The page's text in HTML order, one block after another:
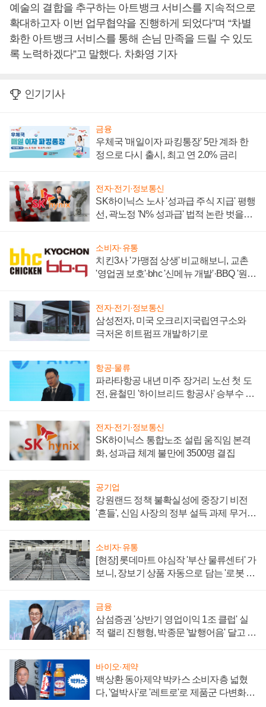
예술의 결합을 추구하는 아트뱅크 서비스를 지속적으로
확대하고자 이번 업무협약을 진행하게 되었다”며 “차별
화한 아트뱅크 서비스를 통해 손님 만족을 드릴 수 있도
록 노력하겠다”고 말했다. 차화영 기자
인기기사
금융
우체국 '매일이자 파킹통장' 5만 계좌 한
정으로 다시 출시, 최고 연 2.0% 금리
전자·전기·정보통신
SK하이닉스 노사 '성과급 주식 지급' 평행
선, 곽노정 'N% 성과급' 법적 논란 벗을지
소비자·유통
치킨3사 '가맹점 상생' 비교해보니, 교촌
'영업권 보호'·bhc '신메뉴 개발'·BBQ '원가
전자·전기·정보통신
삼성전자, 미국 오크리지국립연구소와
극저온 히트펌프 개발하기로
항공·물류
파라타항공 내년 미주 장거리 노선 첫 도
전, 윤철민 '하이브리드 항공사' 승부수 통
전자·전기·정보통신
SK하이닉스 통합노조 설립 움직임 본격
화, 성과급 체계 불만에 3500명 결집
공기업
강원랜드 정책 불확실성에 중장기 비전
'흔들', 신임 사장의 정부 설득 과제 무거워
소비자·유통
[현장] 롯데마트 야심작 '부산 물류센터' 가
보니, 장보기 상품 자동으로 담는 '로봇 40
금융
삼섬증권 '상반기 영업이익 1조 클럽' 실
적 랠리 진행형, 박종문 '발행어음' 달고 연
바이오·제약
백상환 동아제약 박카스 소비자층 넓혔
다, '얼박사'로 '레트로'로 제품군 다변화